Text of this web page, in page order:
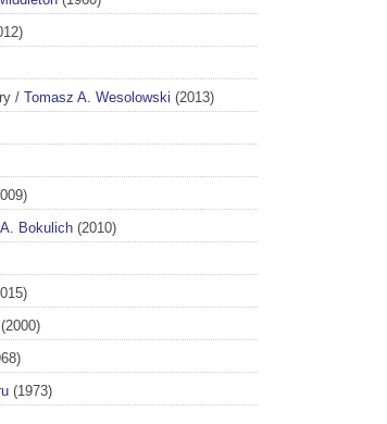
/ Tomasz A. Wesolowski (2013)
A. Bokulich (2010)
(2000)
(1973)